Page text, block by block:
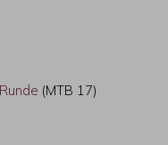
(MTB 17)